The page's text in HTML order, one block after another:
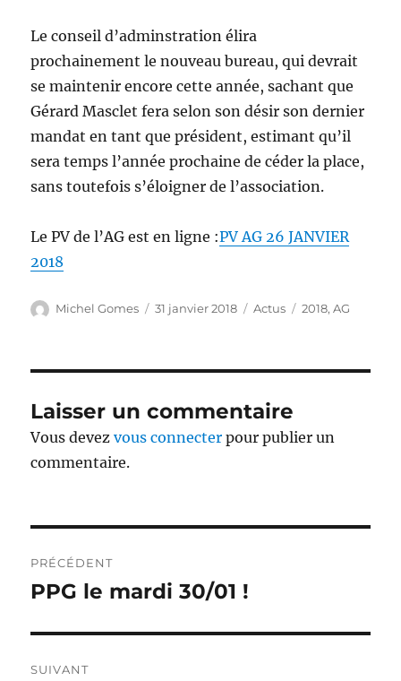
Le conseil d’adminstration élira
prochainement le nouveau bureau, qui devrait
se maintenir encore cette année, sachant que
Gérard Masclet fera selon son désir son dernier
mandat en tant que président, estimant qu’il
sera temps l’année prochaine de céder la place,
sans toutefois s’éloigner de l’association.
Le PV de l’AG est en ligne :PV AG 26 JANVIER
2018
Auteur
Michel Gomes
Publié
31 janvier 2018 Catégories
Actus Étiquettes
2018,AG
Laisser un commentaire
Vous devezvous connecter pour publier un
commentaire.
de
PRÉCÉDENT
Publication
PPG le mardi 30/01 !
SUIVANT